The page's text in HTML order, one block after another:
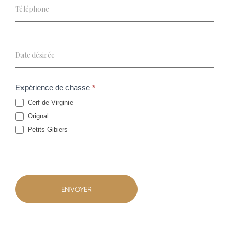
Expérience de chasse *
Cerf de Virginie
Orignal
Petits Gibiers
ENVOYER